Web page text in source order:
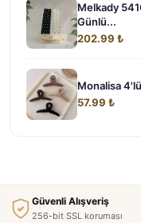
Melkady
Günlü...
202.99 ₺
Monalisa
57.99 ₺
Güvenli Alışveriş
256-bit SSL koruması